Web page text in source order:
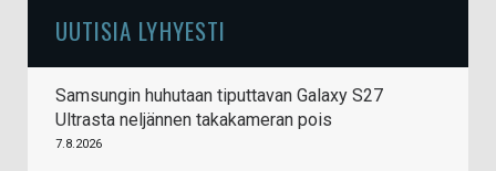
UUTISIA LYHYESTI
Samsungin huhutaan tiputtavan Galaxy S27
Ultrasta neljännen takakameran pois
7.8.2026